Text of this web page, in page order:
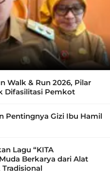
Walk & Run 2026, Pilar
Difasilitasi Pemkot
Pentingnya Gizi Ibu Hamil
Lagu “KITA
Berkarya dari Alat